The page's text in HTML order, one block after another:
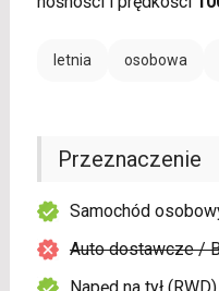
letnia osobowa
Przeznaczenie
Samochód
Auto dostawcze /